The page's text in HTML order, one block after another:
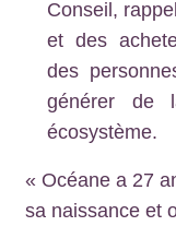
Conseil,
et des
des
générer de
écosystème.
« Océane a 27
sa naissance et